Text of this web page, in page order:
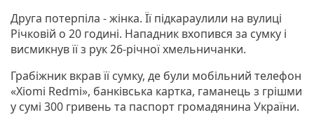
Друга потерпіла - жінка. Її підкараулили на вулиці
Річковій о 20 годині. Нападник вхопився за сумку і
висмикнув її з рук 26-річної хмельничанки.
Грабіжник вкрав її сумку, де були мобільний телефон
«Xiomi Redmi», банківська картка, гаманець з грішми
у сумі 300 гривень та паспорт громадянина України.